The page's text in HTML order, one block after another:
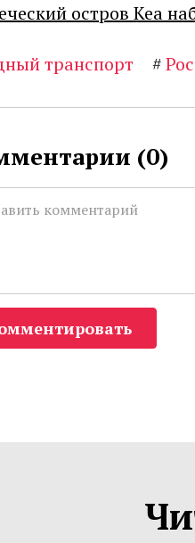
остров Кеа
транспорт #
(0)